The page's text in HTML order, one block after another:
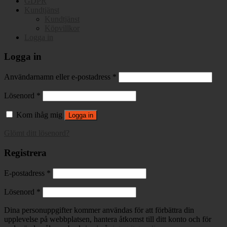
Logga in
Användarnamn eller e-postadress *
Lösenord *
Kom ihåg mig Logga in
Registrera
E-postadress *
Lösenord *
Dina personuppgifter kommer användas för att förbättra din
upplevelse på webbplatsen, hantera åtkomst till ditt konto och för